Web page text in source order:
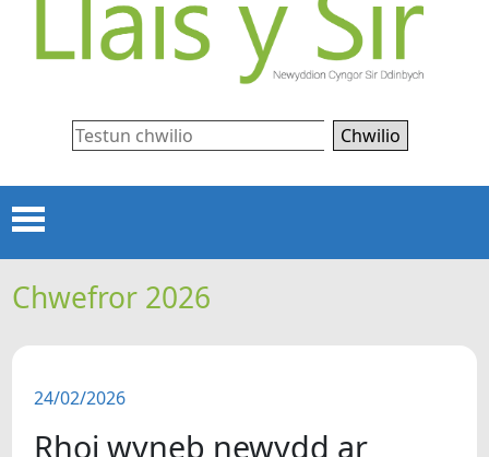
Chwilio
CARTREF
ERTHYGLAU
Chwefror 2026
24/02/2026
Rhoi wyneb newydd ar